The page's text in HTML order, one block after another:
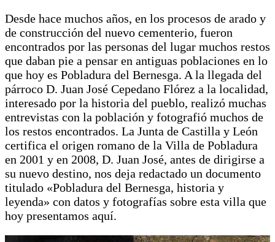
Desde hace muchos años, en los procesos de arado y
de construcción del nuevo cementerio, fueron
encontrados por las personas del lugar muchos restos
que daban pie a pensar en antiguas poblaciones en lo
que hoy es Pobladura del Bernesga. A la llegada del
párroco D. Juan José Cepedano Flórez a la localidad,
interesado por la historia del pueblo, realizó muchas
entrevistas con la población y fotografió muchos de
los restos encontrados. La Junta de Castilla y León
certifica el origen romano de la Villa de Pobladura
en 2001 y en 2008, D. Juan José, antes de dirigirse a
su nuevo destino, nos deja redactado un documento
titulado «Pobladura del Bernesga, historia y
leyenda» con datos y fotografías sobre esta villa que
hoy presentamos aquí.